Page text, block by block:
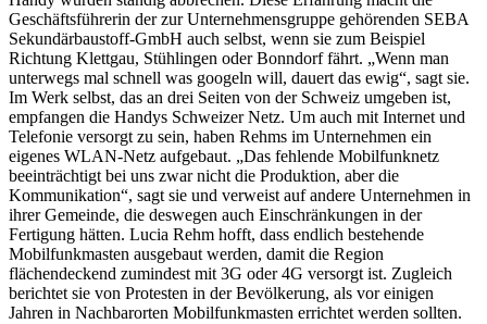
Geschäftsführerin der zur Unternehmensgruppe gehörenden SEBA
Sekundärbaustoff-GmbH auch selbst, wenn sie zum Beispiel
Richtung Klettgau, Stühlingen oder Bonndorf fährt. „Wenn man
unterwegs mal schnell was googeln will, dauert das ewig“, sagt sie.
Im Werk selbst, das an drei Seiten von der Schweiz umgeben ist,
empfangen die Handys Schweizer Netz. Um auch mit Internet und
Telefonie versorgt zu sein, haben Rehms im Unternehmen ein
eigenes WLAN-Netz aufgebaut. „Das fehlende Mobilfunknetz
beeinträchtigt bei uns zwar nicht die Produktion, aber die
Kommunikation“, sagt sie und verweist auf andere Unternehmen in
ihrer Gemeinde, die deswegen auch Einschränkungen in der
Fertigung hätten. Lucia Rehm hofft, dass endlich bestehende
Mobilfunkmasten ausgebaut werden, damit die Region
flächendeckend zumindest mit 3G oder 4G versorgt ist. Zugleich
berichtet sie von Protesten in der Bevölkerung, als vor einigen
Jahren in Nachbarorten Mobilfunkmasten errichtet werden sollten.